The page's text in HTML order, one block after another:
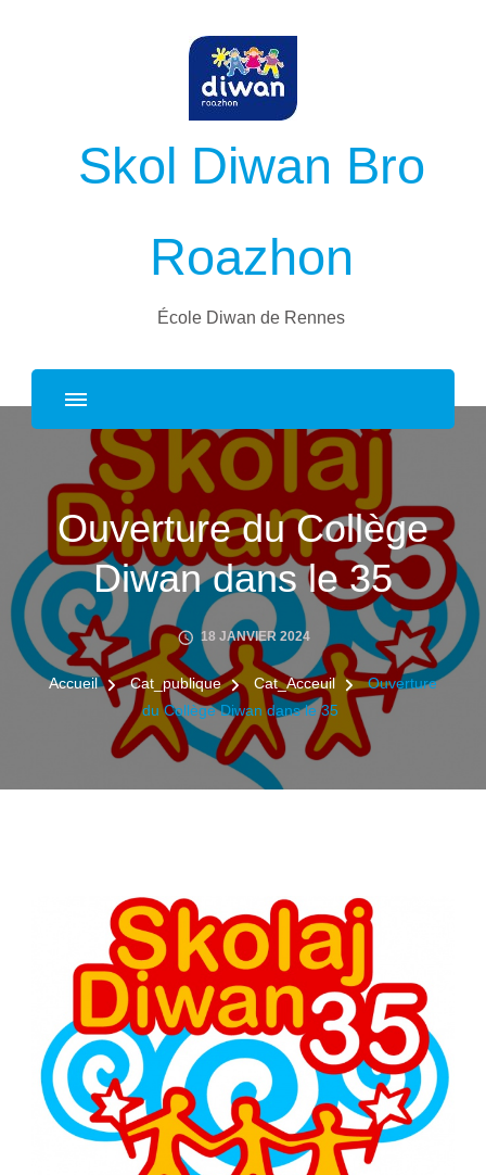
Skol Diwan Bro
Roazhon
École Diwan de Rennes
Ouverture du Collège
Diwan dans le 35
18 JANVIER 2024
Accueil Cat_publique Cat_Acceuil
Ouverture
du Collège Diwan dans le 35